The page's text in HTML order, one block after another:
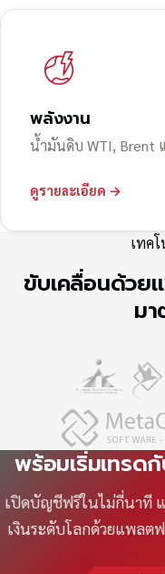
พลังงาน
น้ำมันดิบ WTI, Brent
ดูรายละเอียด →
เทค
ขับเคลื่อนด้วย
ม
พร้อมเริ่มเทรด
เปิดบัญชีฟรีในไม่กี่นาที แ
เงินระดับโลกด้วยแพล